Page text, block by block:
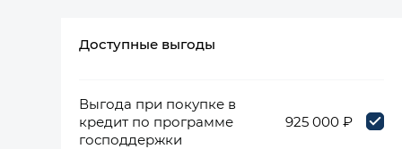
Доступные выгоды
Выгода при покупке в
кредит по программе
господдержки
925 000 ₽